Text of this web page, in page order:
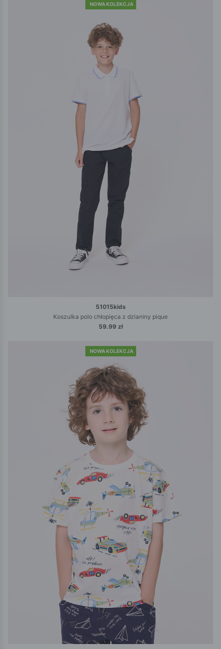
NOWA KOLEKCJA
51015kids
Koszulka polo chłopięca z dzianiny pique
59.99 zł
NOWA KOLEKCJA